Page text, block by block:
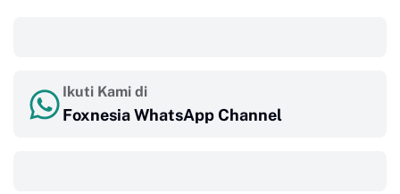
Ikuti Kami di
Foxnesia WhatsApp Channel